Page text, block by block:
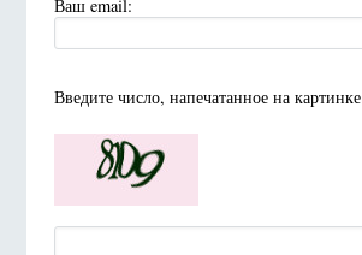
Ваш email:
Введите число, напечатанное на картинке